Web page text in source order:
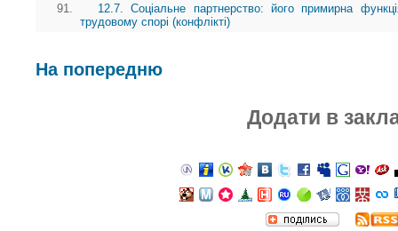
91.
12.7. Соціальне партнерство: його примирна
трудовому спорі (конфлікті)
На попередню
Додати в